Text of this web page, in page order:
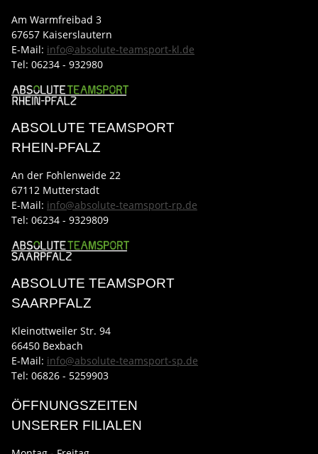
Am Warmfreibad 3
67657 Kaiserslautern
E-Mail: info@absolute-teamsport-kl.de
Tel: 06234 - 932980
ABSOLUTE TEAMSPORT
RHEIN-PFALZ
An der Fohlenweide 22
67112 Mutterstadt
E-Mail: info@absolute-teamsport-rp.de
Tel: 06234 - 9329809
ABSOLUTE TEAMSPORT
SAARPFALZ
Kleinottweiler Str. 94
66450 Bexbach
E-Mail: info@absolute-teamsport-sp.de
Tel: 06826 - 5259903
ÖFFNUNGSZEITEN
UNSERER FILIALEN